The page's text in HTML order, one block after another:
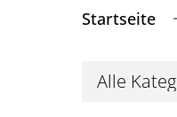
Startseite